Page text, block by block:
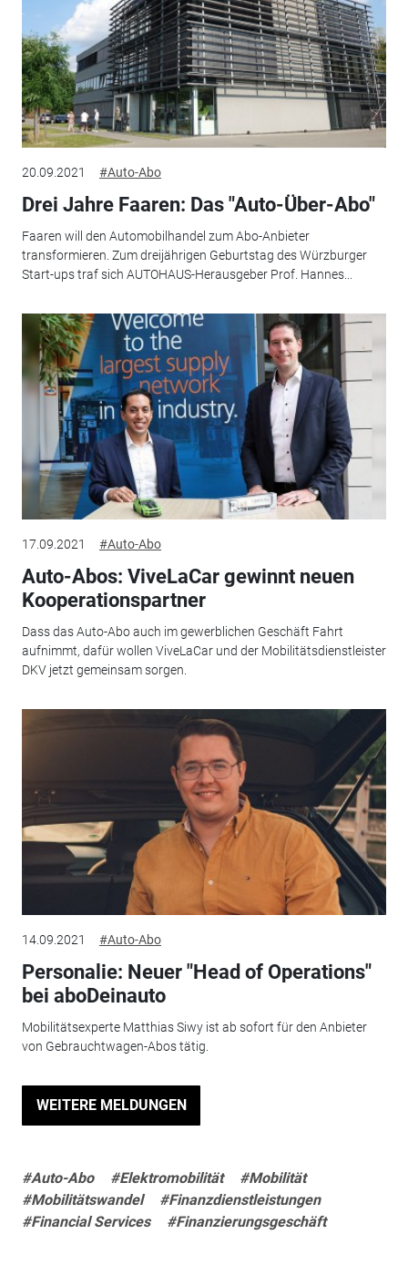
20.09.2021 #Auto-Abo
Drei Jahre Faaren: Das "Auto-Über-Abo"
Faaren will den Automobilhandel zum Abo-Anbieter
transformieren. Zum dreijährigen Geburtstag des Würzburger
Start-ups traf sich AUTOHAUS-Herausgeber Prof. Hannes...
17.09.2021 #Auto-Abo
Auto-Abos: ViveLaCar gewinnt neuen
Kooperationspartner
Dass das Auto-Abo auch im gewerblichen Geschäft Fahrt
aufnimmt, dafür wollen ViveLaCar und der Mobilitätsdienstleister
DKV jetzt gemeinsam sorgen.
14.09.2021 #Auto-Abo
Personalie: Neuer "Head of Operations"
bei aboDeinauto
Mobilitätsexperte Matthias Siwy ist ab sofort für den Anbieter
von Gebrauchtwagen-Abos tätig.
WEITERE MELDUNGEN
#Auto-Abo #Elektromobilität
#Mobilität
#Mobilitätswandel
#Finanzdienstleistungen
#Financial Services
#Finanzierungsgeschäft